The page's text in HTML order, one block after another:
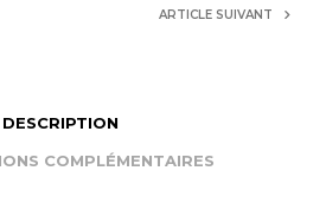
ARTICLE SUIVANT
DESCRIPTION
COMPLÉMENTAIRES